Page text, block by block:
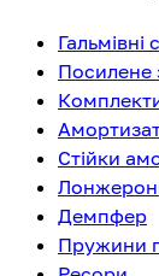
Гальмівні
Посилене
Стійки
Демпфер
Пружини